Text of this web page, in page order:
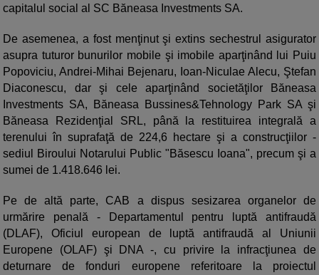
capitalul social al SC Băneasa Investments SA.
De asemenea, a fost menţinut şi extins sechestrul asigurator
asupra tuturor bunurilor mobile şi imobile aparţinând lui Puiu
Popoviciu, Andrei-Mihai Bejenaru, Ioan-Niculae Alecu, Ştefan
Diaconescu, dar şi cele aparţinând societăţilor Băneasa
Investments SA, Băneasa Bussines&Tehnology Park SA şi
Băneasa Rezidenţial SRL, până la restituirea integrală a
terenului în suprafaţă de 224,6 hectare şi a construcţiilor -
sediul Biroului Notarului Public "Băsescu Ioana", precum şi a
sumei de 1.418.646 lei.
Pe de altă parte, CAB a dispus sesizarea organelor de
urmărire penală - Departamentul pentru luptă antifraudă
(DLAF), Oficiul european de luptă antifraudă al Uniunii
Europene (OLAF) şi DNA -, cu privire la infracţiunea de
deturnare de fonduri europene referitoare la proiectul